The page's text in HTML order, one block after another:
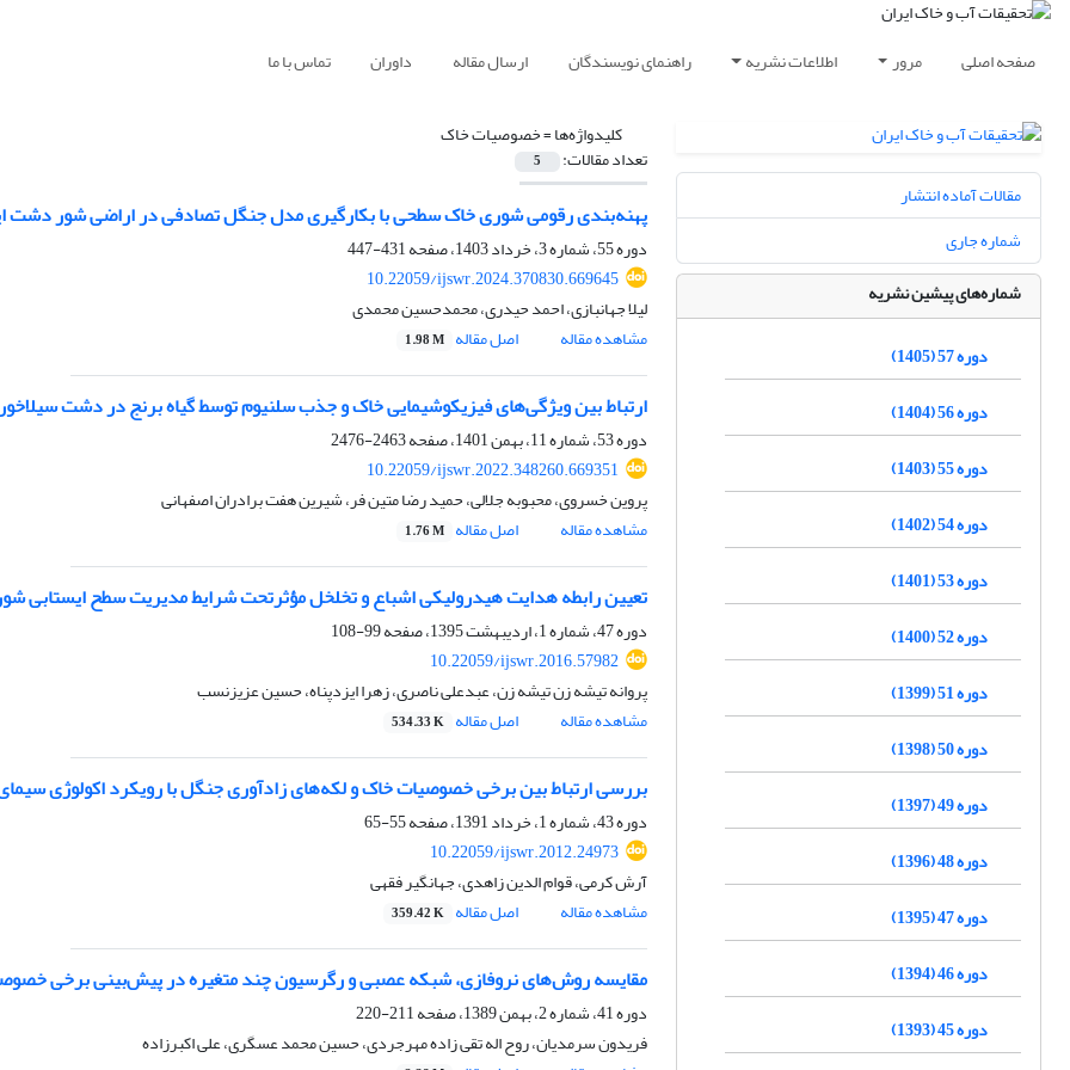
صفحه اصلی مرور اطلاعات نشریه راهنمای نویسندگان ارسال مقاله داوران تماس با ما
کلیدواژه‌ها =خصوصیات خاک
تعداد مقالات: 5
پهنه‌بندی رقومی شوری خاک سطحی با بکارگیری مدل جنگل تصادفی در اراضی شور دشت
دوره 55، شماره 3، خرداد 1403، صفحه
431-447
10.22059/ijswr.2024.370830.669645
لیلا جهانبازی، احمد حیدری، محمدحسین محمدی
مشاهده مقاله
اصل مقاله 1.98 M
ارتباط بین ویژگی‌های فیزیکوشیمایی خاک و جذب سلنیوم توسط گیاه برنج در دشت
دوره 53، شماره 11، بهمن 1401، صفحه
2463-2476
10.22059/ijswr.2022.348260.669351
پروین خسروی، محبوبه جلالی، حمید رضا متین فر، شیرین هفت برادران اصفهانی
مشاهده مقاله
اصل مقاله 1.76 M
تعیین رابطه هدایت هیدرولیکی اشباع و تخلخل مؤثرتحت شرایط مدیریت سطح ایستابی
دوره 47، شماره 1، اردیبهشت 1395، صفحه
99-108
10.22059/ijswr.2016.57982
پروانه تیشه زن تیشه زن، عبدعلی ناصری، زهرا ایزدپناه، حسین عزیزنسب
مشاهده مقاله
اصل مقاله 534.33 K
بررسی ارتباط بین برخی خصوصیات خاک و لکه‌های زادآوری جنگل با رویکرد اکولوژی
دوره 43، شماره 1، خرداد 1391، صفحه
55-65
10.22059/ijswr.2012.24973
آرش کرمی، قوام الدین زاهدی، جهانگیر فقهی
مشاهده مقاله
اصل مقاله 359.42 K
مقایسه روش‌های نروفازی، شبکه عصبی و رگرسیون چند متغیره در پیش‌بینی برخی
دوره 41، شماره 2، بهمن 1389، صفحه
211-220
فریدون سرمدیان، روح اله تقی زاده مهرجردی، حسین محمد عسگری، علی اکبرزاده
مقالات آماده انتشار
شماره جاری
شماره‌های پیشین نشریه
دوره 57 (1405)
دوره 56 (1404)
دوره 55 (1403)
دوره 54 (1402)
دوره 53 (1401)
دوره 52 (1400)
دوره 51 (1399)
دوره 50 (1398)
دوره 49 (1397)
دوره 48 (1396)
دوره 47 (1395)
دوره 46 (1394)
دوره 45 (1393)